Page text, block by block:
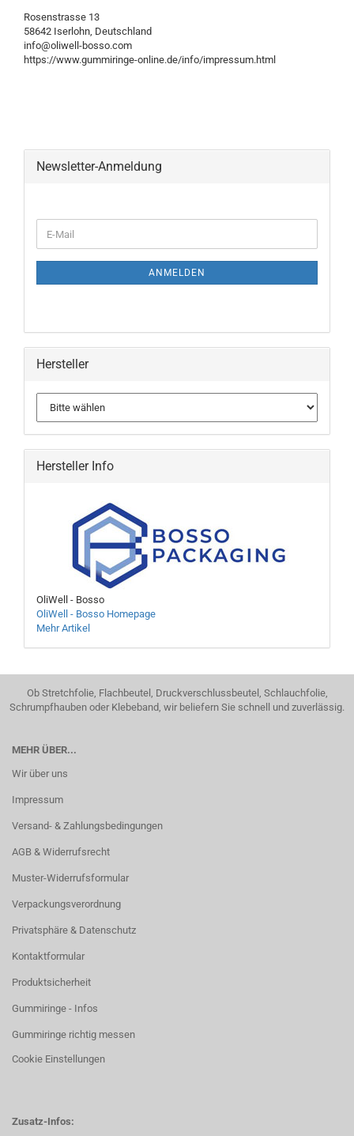
Rosenstrasse 13
58642 Iserlohn, Deutschland
info@oliwell-bosso.com
https://www.gummiringe-online.de/info/impressum.html
Newsletter-Anmeldung
ZUR
E-
Mail
ANMELDEN
Hersteller
Hersteller Info
OliWell - Bosso
OliWell - Bosso Homepage
Mehr Artikel
Ob Stretchfolie, Flachbeutel, Druckverschlussbeutel, Schlauchfolie,
Schrumpfhauben oder Klebeband, wir beliefern Sie schnell und zuverlässig.
MEHR ÜBER...
Wir über uns
Impressum
Versand- & Zahlungsbedingungen
AGB & Widerrufsrecht
Muster-Widerrufsformular
Verpackungsverordnung
Privatsphäre & Datenschutz
Kontaktformular
Produktsicherheit
Gummiringe - Infos
Gummiringe richtig messen
Cookie Einstellungen
Zusatz-Infos: